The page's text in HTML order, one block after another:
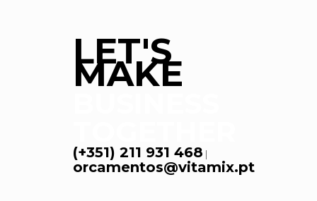
LET'S
MAKE
(+351) 211 931 468 |
orcamentos@vitamix.pt